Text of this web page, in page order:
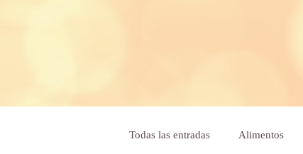
Todas las entradas Alimentos